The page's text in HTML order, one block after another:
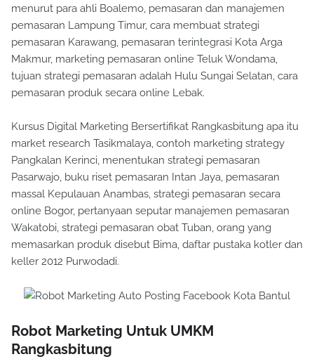
menurut para ahli Boalemo, pemasaran dan manajemen
pemasaran Lampung Timur, cara membuat strategi
pemasaran Karawang, pemasaran terintegrasi Kota Arga
Makmur, marketing pemasaran online Teluk Wondama,
tujuan strategi pemasaran adalah Hulu Sungai Selatan, cara
pemasaran produk secara online Lebak.
Kursus Digital Marketing Bersertifikat Rangkasbitung apa itu
market research Tasikmalaya, contoh marketing strategy
Pangkalan Kerinci, menentukan strategi pemasaran
Pasarwajo, buku riset pemasaran Intan Jaya, pemasaran
massal Kepulauan Anambas, strategi pemasaran secara
online Bogor, pertanyaan seputar manajemen pemasaran
Wakatobi, strategi pemasaran obat Tuban, orang yang
memasarkan produk disebut Bima, daftar pustaka kotler dan
keller 2012 Purwodadi.
Robot Marketing Untuk UMKM
Rangkasbitung